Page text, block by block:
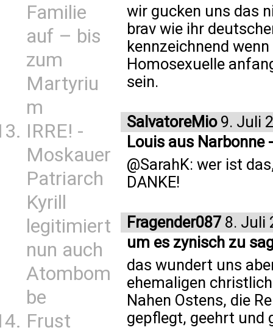
Familie
auf – bis
zum
Martyriu
m
IRRE! -
Moskauer
Patriarch
Kyrill
legitimiert
nun auch
Atombom
be
Frust
wir gucken uns das
brav wie ihr
kennzeichnend
Homosexuelle
sein.
SalvatoreMio9. Juli
Louis aus Narbonne -
@SarahK: wer ist
DANKE!
Fragender087 8. Juli
um es zynisch zu
das wundert uns
ehemaligen
Nahen Ostens, die
gepflegt, geehrt und